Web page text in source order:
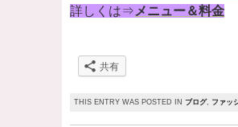
詳しくは⇒ メニュー＆料金
共有
THIS ENTRY WAS POSTED INブログ, ファッ